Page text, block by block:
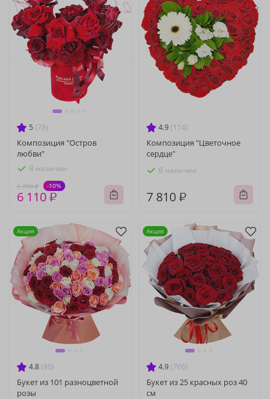
5 (78)
Композиция "Остров
любви"
В наличии
6 790 ₽ -10%
6 110 ₽
4.9 (114)
Композиция "Цветочное
сердце"
В наличии
7 810 ₽
4.8 (80)
Букет из 101 разноцветной
розы
Акция
4.9 (766)
Букет из 25 красных роз 40
см
Акция